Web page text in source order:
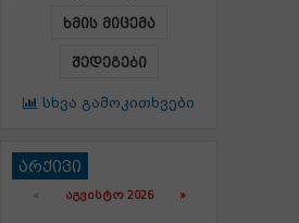
ხმის მიცემა
შედეგები
სხვა გამოკითხვები
არქივი
« ᲐᲒᲕᲘᲡᲢᲝ 2026 »